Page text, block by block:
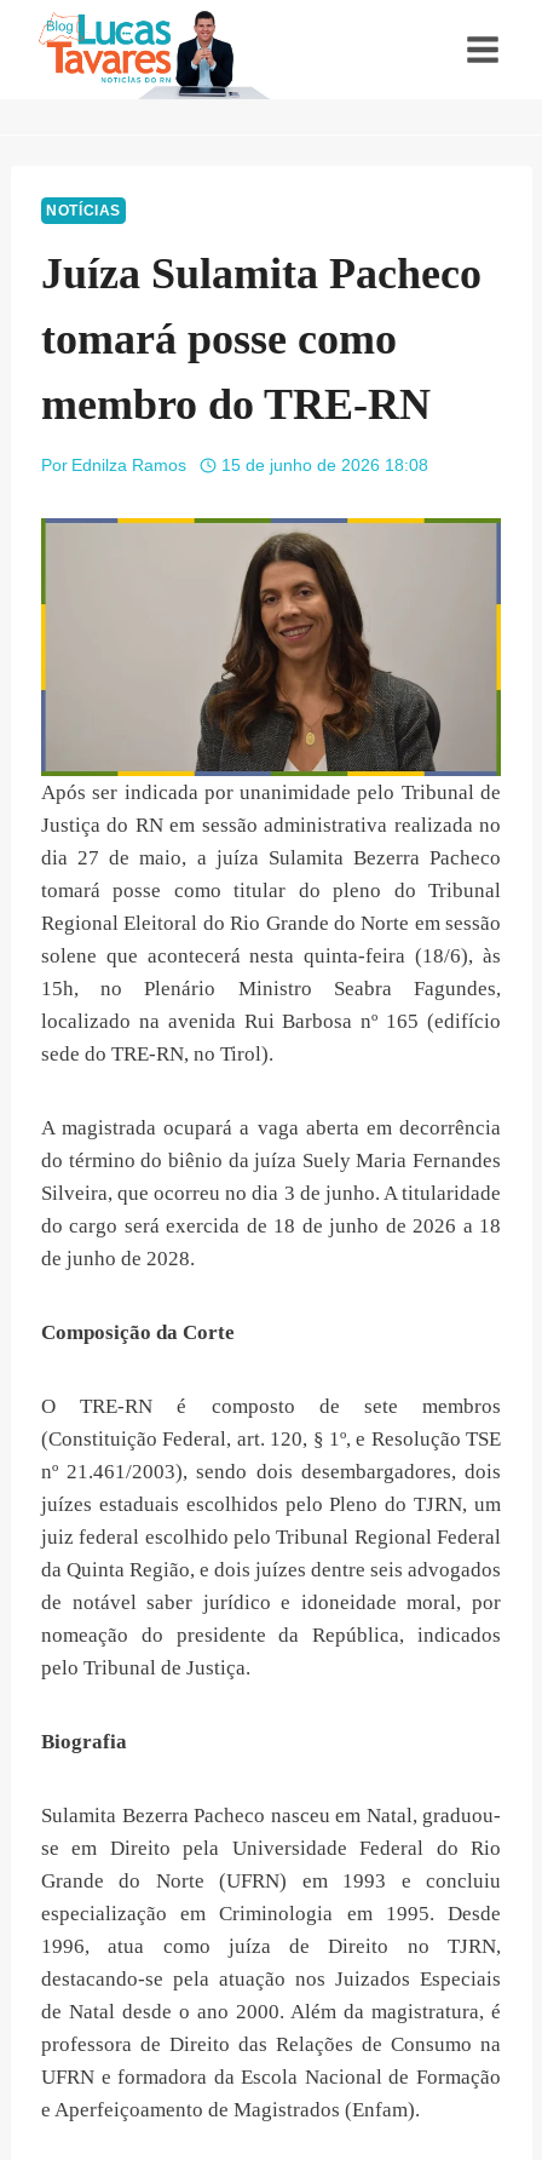
NOTÍCIAS
Juíza Sulamita Pacheco
tomará posse como
membro do TRE-RN
Por Ednilza Ramos 15 de junho de 2026 18:08
Após ser indicada por unanimidade pelo Tribunal de
Justiça do RN em sessão administrativa realizada no
dia 27 de maio, a juíza Sulamita Bezerra Pacheco
tomará posse como titular do pleno do Tribunal
Regional Eleitoral do Rio Grande do Norte em sessão
solene que acontecerá nesta quinta-feira (18/6), às
15h, no Plenário Ministro Seabra Fagundes,
localizado na avenida Rui Barbosa nº 165 (edifício
sede do TRE-RN, no Tirol).
A magistrada ocupará a vaga aberta em decorrência
do término do biênio da juíza Suely Maria Fernandes
Silveira, que ocorreu no dia 3 de junho. A titularidade
do cargo será exercida de 18 de junho de 2026 a 18
de junho de 2028.
Composição da Corte
O TRE-RN é composto de sete membros
(Constituição Federal, art. 120, § 1º, e Resolução TSE
nº 21.461/2003), sendo dois desembargadores, dois
juízes estaduais escolhidos pelo Pleno do TJRN, um
juiz federal escolhido pelo Tribunal Regional Federal
da Quinta Região, e dois juízes dentre seis advogados
de notável saber jurídico e idoneidade moral, por
nomeação do presidente da República, indicados
pelo Tribunal de Justiça.
Biografia
Sulamita Bezerra Pacheco nasceu em Natal, graduou-
se em Direito pela Universidade Federal do Rio
Grande do Norte (UFRN) em 1993 e concluiu
especialização em Criminologia em 1995. Desde
1996, atua como juíza de Direito no TJRN,
destacando-se pela atuação nos Juizados Especiais
de Natal desde o ano 2000. Além da magistratura, é
professora de Direito das Relações de Consumo na
UFRN e formadora da Escola Nacional de Formação
e Aperfeiçoamento de Magistrados (Enfam).